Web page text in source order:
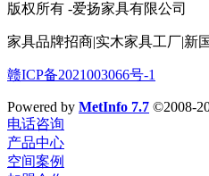
版权所有 -爱扬家具有限公司
家具品牌招商|实木家具工厂|新
赣ICP备2021003066号-1
Powered by MetInfo 7.7 ©2008-
电话咨询
产品中心
空间案例